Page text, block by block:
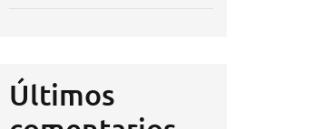
Últimos